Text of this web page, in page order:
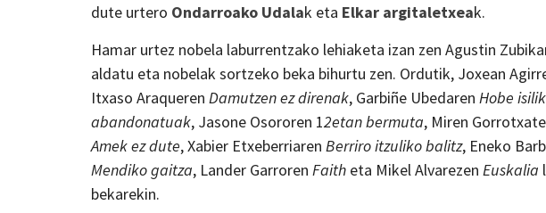
dute urtero Ondarroako Udalak eta Elkar argitaletxeak.
Hamar urtez nobela laburrentzako lehiaketa izan zen Agustin
aldatu eta nobelak sortzeko beka bihurtu zen. Ordutik, Joxean
Itxaso Araqueren Damutzen ez direnak, Garbiñe Ubedaren Hobe isilik
abandonatuak, Jasone Osororen 12etan bermuta, Miren
Amek ez dute, Xabier Etxeberriaren Berriro itzuliko balitz, Eneko
Mendiko gaitza, Lander Garroren Faith eta Mikel Alvarezen Euskalia
bekarekin.